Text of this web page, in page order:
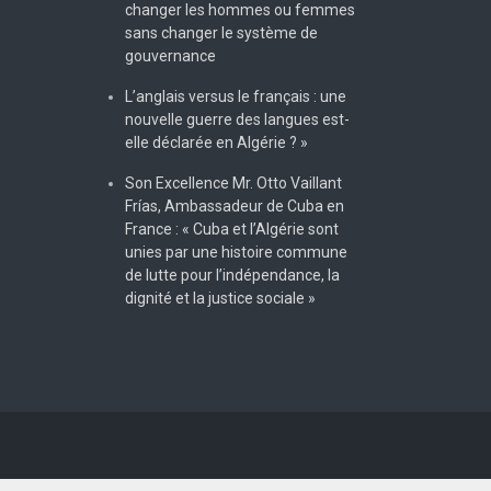
changer les hommes ou femmes
sans changer le système de
gouvernance
L’anglais versus le français : une
nouvelle guerre des langues est-
elle déclarée en Algérie ? »
Son Excellence Mr. Otto Vaillant
Frías, Ambassadeur de Cuba en
France : « Cuba et l’Algérie sont
unies par une histoire commune
de lutte pour l’indépendance, la
dignité et la justice sociale »